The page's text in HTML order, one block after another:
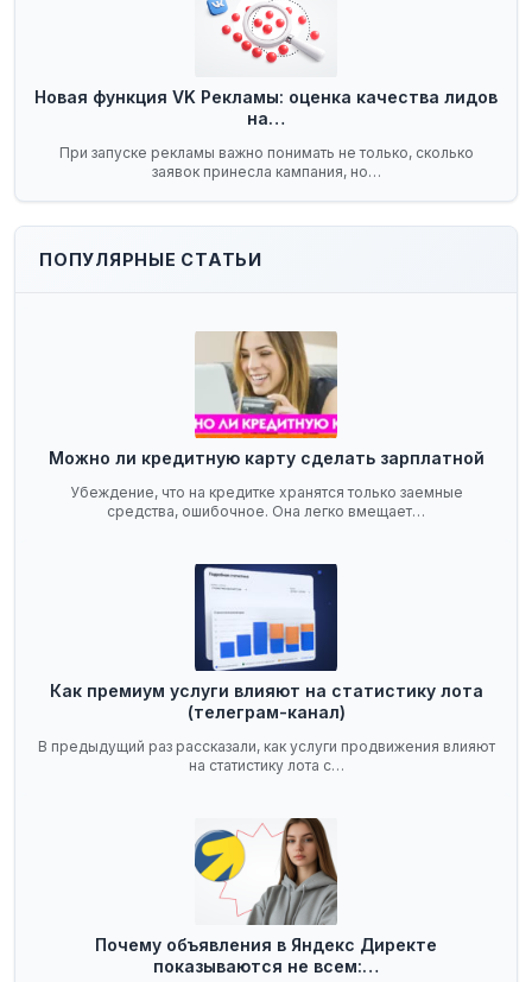
Новая функция VK Рекламы: оценка качества лидов
на…
При запуске рекламы важно понимать не только, сколько
заявок принесла кампания, но…
ПОПУЛЯРНЫЕ СТАТЬИ
Можно ли кредитную карту сделать зарплатной
Убеждение, что на кредитке хранятся только заемные
средства, ошибочное. Она легко вмещает…
Как премиум услуги влияют на статистику лота
(телеграм-канал)
В предыдущий раз рассказали, как услуги продвижения влияют
на статистику лота с…
Почему объявления в Яндекс Директе
показываются не всем:…